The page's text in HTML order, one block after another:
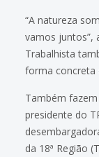
“A natureza
vamos juntos”,
Trabalhista
forma concreta
Também
presidente do
da 18ª Região